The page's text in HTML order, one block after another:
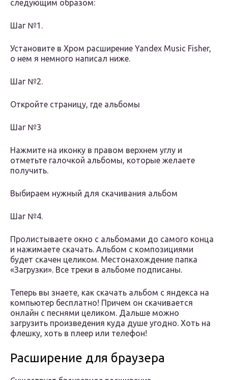
следующим образом:
Шаг №1.
Установите в Хром расширение Yandex Music Fisher,
о нем я немного написал ниже.
Шаг №2.
Откройте страницу, где альбомы
Шаг №3
Нажмите на иконку в правом верхнем углу и
отметьте галочкой альбомы, которые желаете
получить.
Выбираем нужный для скачивания альбом
Шаг №4.
Пролистываете окно с альбомами до самого конца
и нажимаете скачать. Альбом с композициями
будет скачен целиком. Местонахождение папка
«Загрузки». Все треки в альбоме подписаны.
Теперь вы знаете, как скачать альбом с яндекса на
компьютер бесплатно! Причем он скачивается
онлайн с песнями целиком. Дальше можно
загрузить произведения куда душе угодно. Хоть на
флешку, хоть в плеер или телефон!
Расширение для браузера